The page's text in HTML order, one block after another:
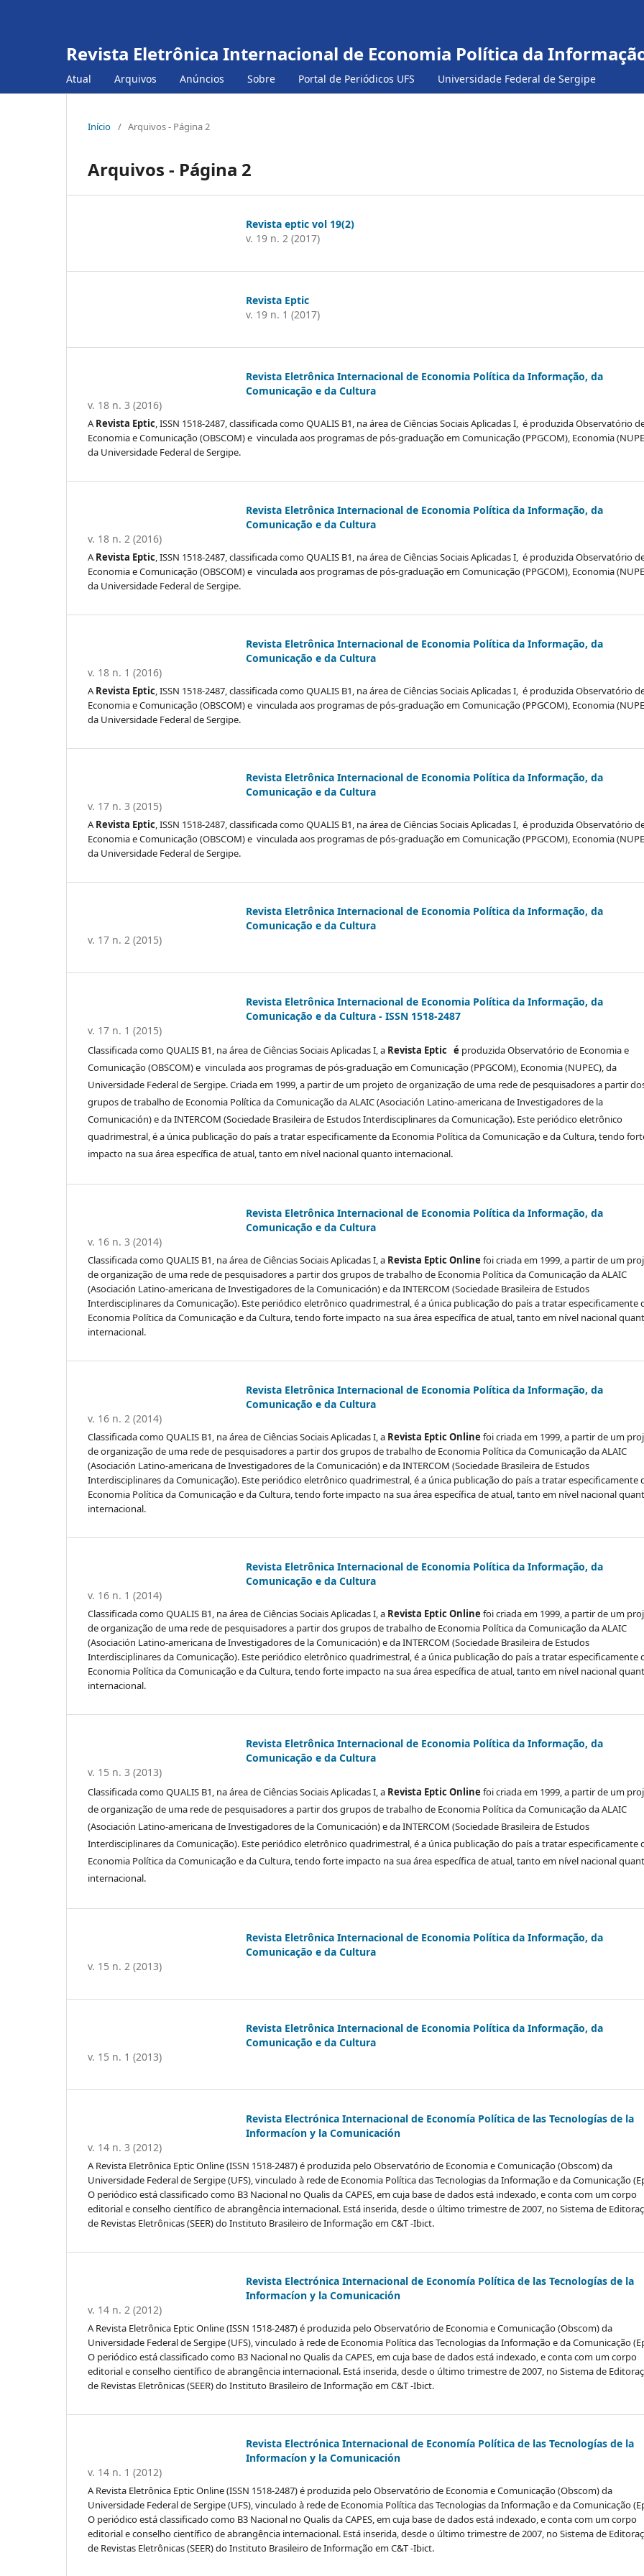
Revista Eletrônica Internacional de Economia Política da
Atual Arquivos Anúncios Sobre Portal de Periódicos UFS Universidade Federal de Sergipe
Início / Arquivos - Página 2
Arquivos - Página 2
Revista eptic vol 19(2)
v. 19 n. 2 (2017)
Revista Eptic
v. 19 n. 1 (2017)
Revista Eletrônica Internacional de Economia Política da Informação, da
Comunicação e da Cultura
v. 18 n. 3 (2016)
ARevista Eptic, ISSN 1518-2487, classificada como QUALIS B1, na área de Ciências Sociais Aplicadas I, é produzida Observatório
Economia e Comunicação (OBSCOM) e vinculada aos programas de pós-graduação em Comunicação (PPGCOM), Economia
da Universidade Federal de Sergipe.
Revista Eletrônica Internacional de Economia Política da Informação, da
Comunicação e da Cultura
v. 18 n. 2 (2016)
ARevista Eptic, ISSN 1518-2487, classificada como QUALIS B1, na área de Ciências Sociais Aplicadas I, é produzida Observatório
Economia e Comunicação (OBSCOM) e vinculada aos programas de pós-graduação em Comunicação (PPGCOM), Economia
da Universidade Federal de Sergipe.
Revista Eletrônica Internacional de Economia Política da Informação, da
Comunicação e da Cultura
v. 18 n. 1 (2016)
ARevista Eptic, ISSN 1518-2487, classificada como QUALIS B1, na área de Ciências Sociais Aplicadas I, é produzida Observatório
Economia e Comunicação (OBSCOM) e vinculada aos programas de pós-graduação em Comunicação (PPGCOM), Economia
da Universidade Federal de Sergipe.
Revista Eletrônica Internacional de Economia Política da Informação, da
Comunicação e da Cultura
v. 17 n. 3 (2015)
ARevista Eptic, ISSN 1518-2487, classificada como QUALIS B1, na área de Ciências Sociais Aplicadas I, é produzida Observatório
Economia e Comunicação (OBSCOM) e vinculada aos programas de pós-graduação em Comunicação (PPGCOM), Economia
da Universidade Federal de Sergipe.
Revista Eletrônica Internacional de Economia Política da Informação, da
Comunicação e da Cultura
v. 17 n. 2 (2015)
Revista Eletrônica Internacional de Economia Política da Informação, da
Comunicação e da Cultura - ISSN 1518-2487
v. 17 n. 1 (2015)
Classificada como QUALIS B1, na área de Ciências Sociais Aplicadas I, a Revista Eptic é produzida Observatório de Economia e
Comunicação (OBSCOM) e vinculada aos programas de pós-graduação em Comunicação (PPGCOM), Economia (NUPEC), da
Universidade Federal de Sergipe. Criada em 1999, a partir de um projeto de organização de uma rede de pesquisadores a partir
grupos de trabalho de Economia Política da Comunicação da ALAIC (Asociación Latino-americana de Investigadores de la
Comunicación) e da INTERCOM (Sociedade Brasileira de Estudos Interdisciplinares da Comunicação). Este periódico eletrônico
quadrimestral, é a única publicação do país a tratar especificamente da Economia Política da Comunicação e da Cultura, tendo
impacto na sua área específica de atual, tanto em nível nacional quanto internacional.
Revista Eletrônica Internacional de Economia Política da Informação, da
Comunicação e da Cultura
v. 16 n. 3 (2014)
Classificada como QUALIS B1, na área de Ciências Sociais Aplicadas I, a Revista Eptic Online foi criada em 1999, a partir de um
de organização de uma rede de pesquisadores a partir dos grupos de trabalho de Economia Política da Comunicação da ALAIC
(Asociación Latino-americana de Investigadores de la Comunicación) e da INTERCOM (Sociedade Brasileira de Estudos
Interdisciplinares da Comunicação). Este periódico eletrônico quadrimestral, é a única publicação do país a tratar especificamente
Economia Política da Comunicação e da Cultura, tendo forte impacto na sua área específica de atual, tanto em nível nacional
internacional.
Revista Eletrônica Internacional de Economia Política da Informação, da
Comunicação e da Cultura
v. 16 n. 2 (2014)
Classificada como QUALIS B1, na área de Ciências Sociais Aplicadas I, a Revista Eptic Online foi criada em 1999, a partir de um
de organização de uma rede de pesquisadores a partir dos grupos de trabalho de Economia Política da Comunicação da ALAIC
(Asociación Latino-americana de Investigadores de la Comunicación) e da INTERCOM (Sociedade Brasileira de Estudos
Interdisciplinares da Comunicação). Este periódico eletrônico quadrimestral, é a única publicação do país a tratar especificamente
Economia Política da Comunicação e da Cultura, tendo forte impacto na sua área específica de atual, tanto em nível nacional
internacional.
Revista Eletrônica Internacional de Economia Política da Informação, da
Comunicação e da Cultura
v. 16 n. 1 (2014)
Classificada como QUALIS B1, na área de Ciências Sociais Aplicadas I, a Revista Eptic Online foi criada em 1999, a partir de um
de organização de uma rede de pesquisadores a partir dos grupos de trabalho de Economia Política da Comunicação da ALAIC
(Asociación Latino-americana de Investigadores de la Comunicación) e da INTERCOM (Sociedade Brasileira de Estudos
Interdisciplinares da Comunicação). Este periódico eletrônico quadrimestral, é a única publicação do país a tratar especificamente
Economia Política da Comunicação e da Cultura, tendo forte impacto na sua área específica de atual, tanto em nível nacional
internacional.
Revista Eletrônica Internacional de Economia Política da Informação, da
Comunicação e da Cultura
v. 15 n. 3 (2013)
Classificada como QUALIS B1, na área de Ciências Sociais Aplicadas I, a Revista Eptic Online foi criada em 1999, a partir de um
de organização de uma rede de pesquisadores a partir dos grupos de trabalho de Economia Política da Comunicação da ALAIC
(Asociación Latino-americana de Investigadores de la Comunicación) e da INTERCOM (Sociedade Brasileira de Estudos
Interdisciplinares da Comunicação). Este periódico eletrônico quadrimestral, é a única publicação do país a tratar especificamente
Economia Política da Comunicação e da Cultura, tendo forte impacto na sua área específica de atual, tanto em nível nacional
internacional.
Revista Eletrônica Internacional de Economia Política da Informação, da
Comunicação e da Cultura
v. 15 n. 2 (2013)
Revista Eletrônica Internacional de Economia Política da Informação, da
Comunicação e da Cultura
v. 15 n. 1 (2013)
Revista Electrónica Internacional de Economía Política de las Tecnologías de la
Informacíon y la Comunicación
v. 14 n. 3 (2012)
A Revista Eletrônica Eptic Online (ISSN 1518-2487) é produzida pelo Observatório de Economia e Comunicação (Obscom) da
Universidade Federal de Sergipe (UFS), vinculado à rede de Economia Política das Tecnologias da Informação e da Comunicação
O periódico está classificado como B3 Nacional no Qualis da CAPES, em cuja base de dados está indexado, e conta com um corpo
editorial e conselho científico de abrangência internacional. Está inserida, desde o último trimestre de 2007, no Sistema de
de Revistas Eletrônicas (SEER) do Instituto Brasileiro de Informação em C&T -Ibict.
Revista Electrónica Internacional de Economía Política de las Tecnologías de la
Informacíon y la Comunicación
v. 14 n. 2 (2012)
A Revista Eletrônica Eptic Online (ISSN 1518-2487) é produzida pelo Observatório de Economia e Comunicação (Obscom) da
Universidade Federal de Sergipe (UFS), vinculado à rede de Economia Política das Tecnologias da Informação e da Comunicação
O periódico está classificado como B3 Nacional no Qualis da CAPES, em cuja base de dados está indexado, e conta com um corpo
editorial e conselho científico de abrangência internacional. Está inserida, desde o último trimestre de 2007, no Sistema de
de Revistas Eletrônicas (SEER) do Instituto Brasileiro de Informação em C&T -Ibict.
Revista Electrónica Internacional de Economía Política de las Tecnologías de la
Informacíon y la Comunicación
v. 14 n. 1 (2012)
A Revista Eletrônica Eptic Online (ISSN 1518-2487) é produzida pelo Observatório de Economia e Comunicação (Obscom) da
Universidade Federal de Sergipe (UFS), vinculado à rede de Economia Política das Tecnologias da Informação e da Comunicação
O periódico está classificado como B3 Nacional no Qualis da CAPES, em cuja base de dados está indexado, e conta com um corpo
editorial e conselho científico de abrangência internacional. Está inserida, desde o último trimestre de 2007, no Sistema de
de Revistas Eletrônicas (SEER) do Instituto Brasileiro de Informação em C&T -Ibict.